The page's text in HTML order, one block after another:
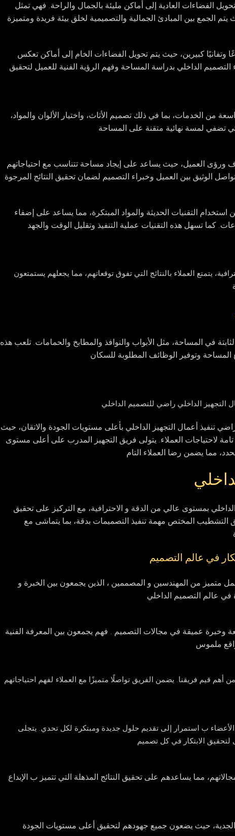
الفضاءات العادية إلى أماكن مليئة بالجمال والراحة. فهي تمثل
الجمع بين المبادئ الجمالية والتصميمية لخلق بيئة فريدة ومتميزة
وتفانيًا كبيرين، حيث يتم تحويل الفضاءات الخام إلى أماكن تعكس
الداخلي بدراسة المساحة وفهم الرؤية الفنية للعميل لتحقيق
من الخدمات، بما في ذلك تصميم الأثاث، واختيار الألوان والمواد،
تضفي لمسة نهائية متقنة على المساحة
ورؤى العميل، حيث يساعد على إيجاد مساحة تتناسب مع احتياجاتهم
الوثيق بين العميل وخبراء التصميم لضمان تحقيق النتائج المرجوة
التقنيات الحديثة والمواد المبتكرة، مما يساعد على إضفاء
كما تسهل هذه التقنيات عملية التنفيذ وتقليل الوقت والجهد
يتمتع العملاء بالنتائج التي تفوق توقعاتهم، مما يجعلهم يستمتعون
في المساحة، مثل الأبواب والنوافذ والمطابخ والحمامات. تلعب هذه
المساحة وتوفير الوظائف المطلوبة للسكان
أعمال التجهيز الداخلي بأعلى مستويات الجودة والاتقان، حيث
تامة لاحتياجات العملاء. يتولى فريق التجهيز المدرب على أعلى مستوى
مما يضمن رضا العملاء التام
بمستوى عالي من الدقة و الاحترافية، مع التركيز على تحقيق
التشطيب المختص مهمة تنفيذ التصميمات بدقة، بما يتماشى مع
في عالم التصميم
من المهندسين و المصممين ، الذين يجمعون بين الخبرة و
في عالم التصميم الداخلي
وخبرة عميقة في مجالات التصميم . فهم يجمعون بين المعرفة الفنية
واقع ملموس
أهم قيم فريقنا. يضمن الفريق تواصلًا متميزًا مع العملاء لفهم احتياجاتهم
الأعضاء ب استمرار إلى تقديم حلول جديدة ومبتكرة لكل تحدي. يتجلى
الابتكار في كل تصميم
مما يساعدهم على تحقيق النتائج المذهلة التي تتميز ب الإبداع
حيث يضعون جميع جهودهم لتحقيق أعلى مستويات الجودة